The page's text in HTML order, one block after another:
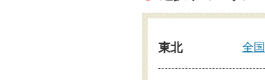
東北 全